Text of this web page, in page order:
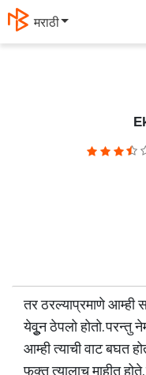
मराठी
तर ठरल्याप्रमाणे आम्ही
येवुून ठेपलो होतो. परन्तु
आम्ही त्याची वाट बघत